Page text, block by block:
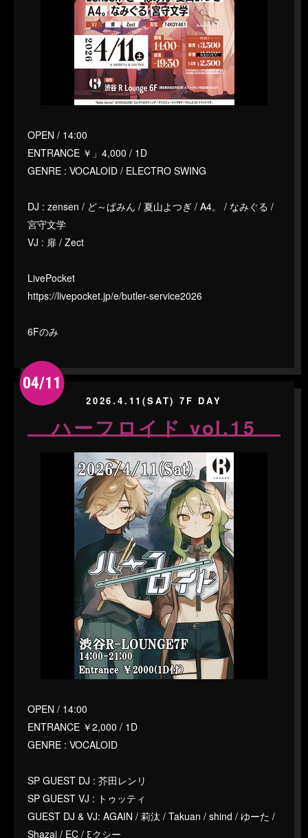
OPEN / 14:00
ENTRANCE ￥」4,000 / 1D
GENRE : VOCALOID / ELECTRO SWING
DJ : zensen / ど～ぱみん / 夏山よつぎ / A4。 / なみぐる /
宮守文学
VJ : 扉 / Zect
LivePocket
https://livepocket.jp/e/butler-service2026
6Fのみ
04/11
2026.4.11(SAT) 7F DAY
ハーフロイド vol.15
OPEN / 14:00
ENTRANCE ￥2,000 / 1D
GENRE : VOCALOID
SP GUEST DJ : 芥田レンリ
SP GUEST VJ : トゥッティ
GUEST DJ & VJ: AGAIN / 莉汰 / Takuan / shind / ゆーた /
Shazai / EC / ξクシー